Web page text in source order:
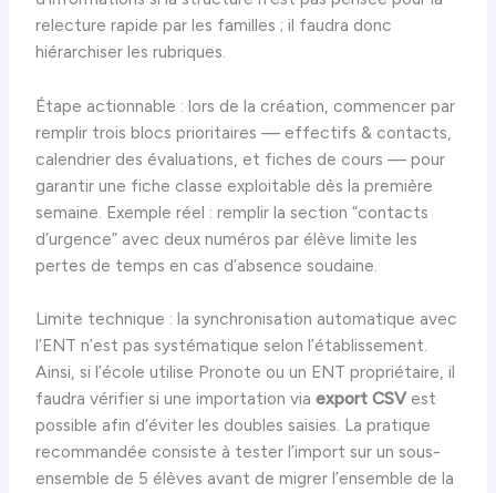
relecture rapide par les familles ; il faudra donc
hiérarchiser les rubriques.
Étape actionnable : lors de la création, commencer par
remplir trois blocs prioritaires — effectifs & contacts,
calendrier des évaluations, et fiches de cours — pour
garantir une fiche classe exploitable dès la première
semaine. Exemple réel : remplir la section “contacts
d’urgence” avec deux numéros par élève limite les
pertes de temps en cas d’absence soudaine.
Limite technique : la synchronisation automatique avec
l’ENT n’est pas systématique selon l’établissement.
Ainsi, si l’école utilise Pronote ou un ENT propriétaire, il
faudra vérifier si une importation viaexport CSVest
possible afin d’éviter les doubles saisies. La pratique
recommandée consiste à tester l’import sur un sous-
ensemble de 5 élèves avant de migrer l’ensemble de la